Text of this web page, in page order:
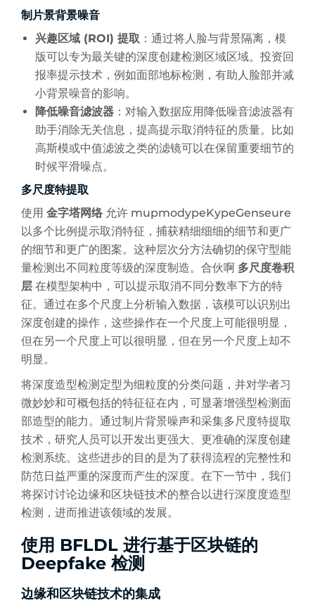
制片景背景噪音
兴趣区域 (ROI) 提取 ：通过将人脸与背景隔离，模
版可以专为最关键的深度创建检测区域区域。投资回
报率提示技术，例如面部地标检测，有助人脸部并减
小背景噪音的影响。
降低噪音滤波器 ：对输入数据应用降低噪音滤波器有
助手消除无关信息，提高提示取消特征的质量。比如
高斯模或中值滤波之类的滤镜可以在保留重要细节的
时候平滑噪点。
多尺度特提取
使用 金字塔网络允许 mupmodypeKypeGenseure
以多个比例提示取消特征，捕获精细细细的细节和更广
的细节和更广的图案。这种层次分方法确切的保守型能
量检测出不同粒度等级的深度制造。合伙啊 多尺度卷积
层 在模型架构中，可以提示取消不同分数率下方的特
征。通过在多个尺度上分析输入数据，该模可以识别出
深度创建的操作，这些操作在一个尺度上可能很明显，
但在另一个尺度上可以很明显，但在另一个尺度上却不
明显。
将深度造型检测定型为细粒度的分类问题，并对学者习
微妙妙和可概包括的特征征在内，可显著增强型检测面
部造型的能力。通过制片背景噪声和采集多尺度特提取
技术，研究人员可以开发出更强大、更准确的深度创建
检测系统。这些进步的目的是为了获得流程的完整性和
防范日益严重的深度而产生的深度。在下一节中，我们
将探讨讨论边缘和区块链技术的整合以进行深度度造型
检测，进而推进该领域的发展。
使用 BFLDL 进行基于区块链的
Deepfake 检测
边缘和区块链技术的集成